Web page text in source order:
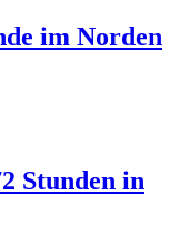
im Norden
Stunden in